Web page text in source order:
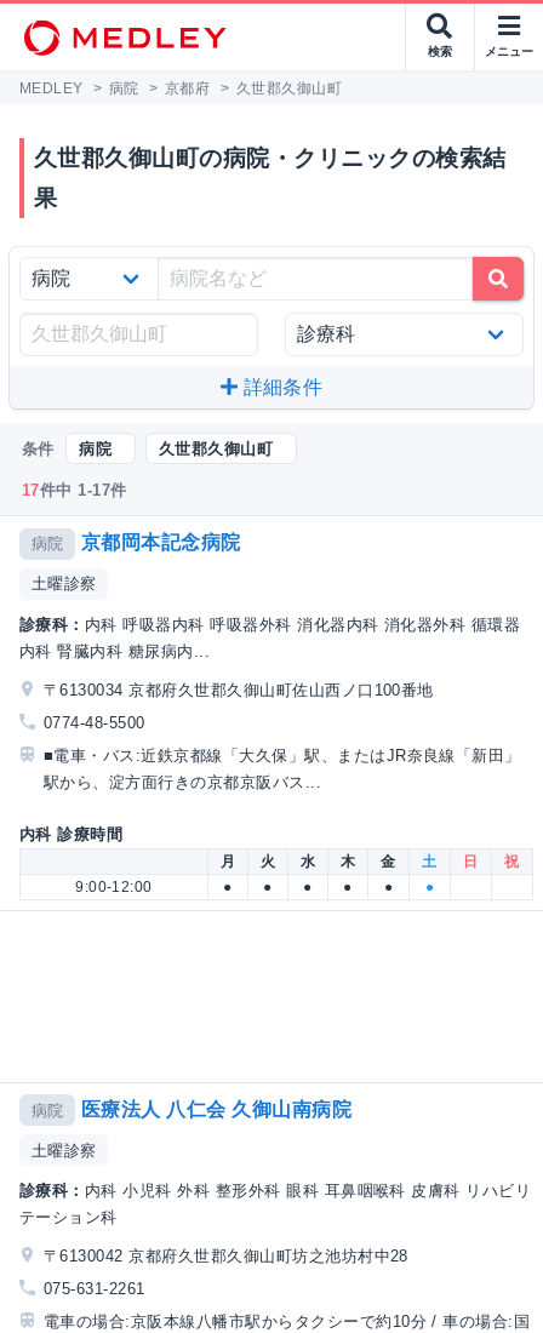
検索 メニュー
MEDLEY > 病院 > 京都府 > 久世郡久御山町
久世郡久御山町の病院・クリニックの検索結
果
詳細条件
条件 病院 久世郡久御山町
17件中 1-17件
病院 京都岡本記念病院
土曜診察
診療科： 内科 呼吸器内科 呼吸器外科 消化器内科 消化器外科 循環器
内科 腎臓内科 糖尿病内...
〒6130034 京都府久世郡久御山町佐山西ノ口100番地
0774-48-5500
■電車・バス:近鉄京都線「大久保」駅、またはJR奈良線「新田」
駅から、淀方面行きの京都京阪バス...
内科 診療時間
月 火 水 木 金 土 日
祝
9:00-12:00
● ● ● ● ● ●
病院 医療法人 八仁会 久御山南病院
土曜診察
診療科： 内科 小児科 外科 整形外科 眼科 耳鼻咽喉科 皮膚科 リハビリ
テーション科
〒6130042 京都府久世郡久御山町坊之池坊村中28
075-631-2261
電車の場合:京阪本線八幡市駅からタクシーで約10分 / 車の場合:国